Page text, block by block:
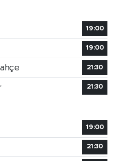
19:00
19:00
21:30
21:30
19:00
21:30